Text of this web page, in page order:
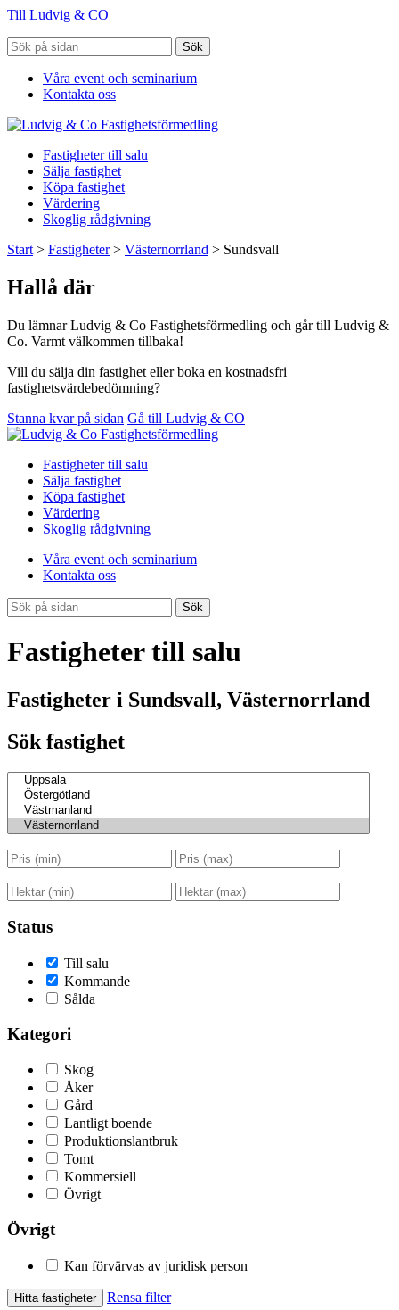
Till Ludvig & CO
Sök
Våra event och seminarium
Kontakta oss
Fastigheter till salu
Sälja fastighet
Köpa fastighet
Värdering
Skoglig rådgivning
Start > Fastigheter> Västernorrland > Sundsvall
Hallå där
Du lämnar Ludvig & Co Fastighetsförmedling och går till Ludvig &
Co. Varmt välkommen tillbaka!
Vill du sälja din fastighet eller boka en kostnadsfri
fastighetsvärdebedömning?
Stanna kvar på sidan Gå till Ludvig & CO
Fastigheter till salu
Sälja fastighet
Köpa fastighet
Värdering
Skoglig rådgivning
Våra event och seminarium
Kontakta oss
Sök
Fastigheter till salu
Fastigheter i Sundsvall, Västernorrland
Sök fastighet
Status
Till salu
Kommande
Sålda
Kategori
Skog
Åker
Gård
Lantligt boende
Produktionslantbruk
Tomt
Kommersiell
Övrigt
Övrigt
Kan förvärvas av juridisk person
Hitta fastigheter Rensa filter